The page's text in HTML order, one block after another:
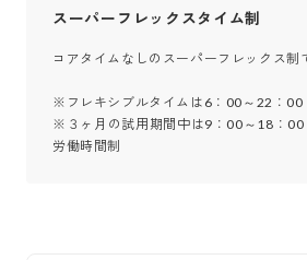
スーパーフレックスタイム制
コアタイムなしのスーパーフレックス制
※フレキシブルタイムは6：00～22：00
※３ヶ月の試用期間中は9：00～18：00
労働時間制